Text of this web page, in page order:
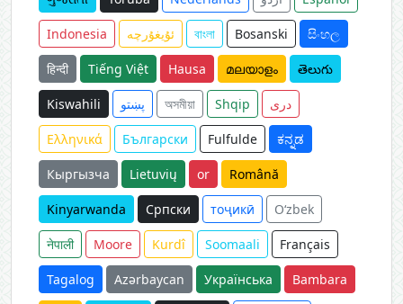
Indonesia ئۇيغۇرچە বাংলা Bosanski සිංහල
हिन्दी Tiếng Việt Hausa മലയാളം తెలుగు
Kiswahili پښتو অসমীয়া Shqip دری
Ελληνικά Български Fulfulde ಕನ್ನಡ
Кыргызча Lietuvių or Română
Kinyarwanda Српски тоҷикӣ O‘zbek
नेपाली Moore Kurdî Soomaali Français
Tagalog Azərbaycan Українська Bambara